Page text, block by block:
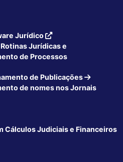
Jurídico
Jurídicas e
de Processos
de Publicações
de nomes nos Jornais
Cálculos Judiciais e Financeiros